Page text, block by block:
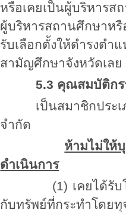
หรือเคยเป็นผู้บริหาร
ผู้บริหารสถานศึกษาหรื
รับเลือกตั้งให้ดำรงต
สามัญศึกษาจังหวัดเลย
5.3 คุณสมบัติก
เป็นสมาชิกประเภ
จำกัด
ห้ามไม่ให้
ดำเนินการ
(1) เคยได้รับโทษ
กับทรัพย์ที่กระทำโดยทุ